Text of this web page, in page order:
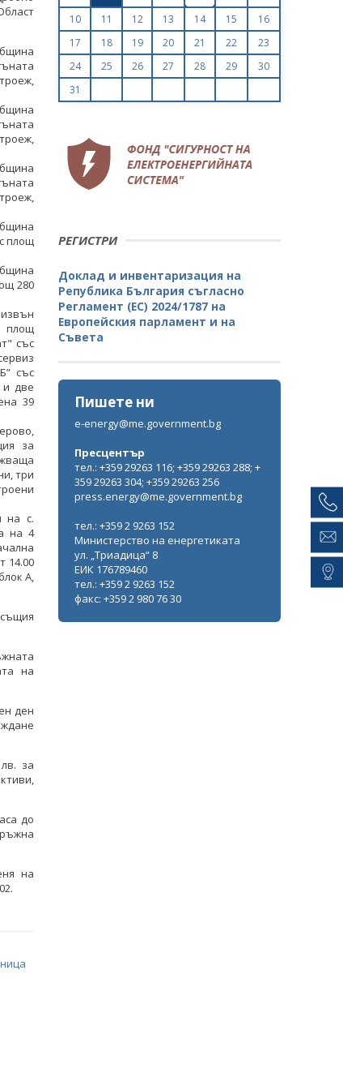
площ
280
площ
със
със
и две
39
за
три
на с.
на 4
14.00
A,
на
ден
за
до
на
10
11 12 13 14 15
16
17
18 19 20 21 22
23
24
25 26 27 28 29
30
31
РЕГИСТРИ
Доклад и инвентаризация на
Република България съгласно
Регламент (ЕС) 2024/1787 на
Европейския парламент и на
Съвета
Пишете ни
e-energy@me.government.bg
Пресцентър
тел.: +359 29263 116; +359 29263 288; +
359 29263 304; +359 29263 256
press.energy@me.government.bg
тел.: +359 2 9263 152
Министерство на енергетиката
ул. „Триадица“ 8
ЕИК 176789460
тел.: +359 2 9263 152
факс: +359 2 980 76 30